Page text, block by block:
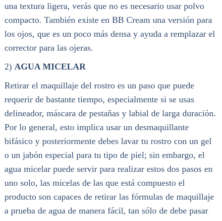
una textura ligera, verás que no es necesario usar polvo
compacto. También existe en BB Cream una versión para
los ojos, que es un poco más densa y ayuda a remplazar el
corrector para las ojeras.
2) AGUA MICELAR
Retirar el maquillaje del rostro es un paso que puede
requerir de bastante tiempo, especialmente si se usas
delineador, máscara de pestañas y labial de larga duración.
Por lo general, esto implica usar un desmaquillante
bifásico y posteriormente debes lavar tu rostro con un gel
o un jabón especial para tu tipo de piel; sin embargo, el
agua micelar puede servir para realizar estos dos pasos en
uno solo, las micelas de las que está compuesto el
producto son capaces de retirar las fórmulas de maquillaje
a prueba de agua de manera fácil, tan sólo de debe pasar